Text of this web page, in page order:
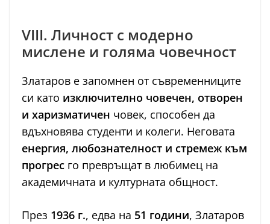
VIII. Личност с модерно
мислене и голяма човечност
Златаров е запомнен от съвременниците
си като изключително човечен, отворен
и харизматичен човек, способен да
вдъхновява студенти и колеги. Неговата
енергия, любознателност и стремеж към
прогрес го превръщат в любимец на
академичната и културната общност.
През 1936 г., едва на 51 години, Златаров